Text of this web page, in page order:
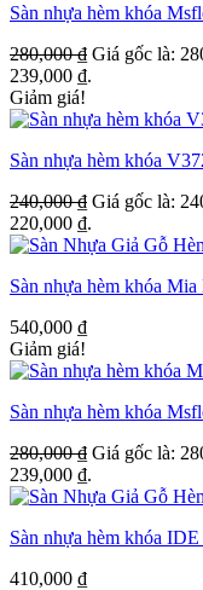
Sàn nhựa hèm khóa
280,000₫ Giá gốc là:
239,000 ₫.
Giảm giá!
Sàn nhựa hèm khóa
240,000₫ Giá gốc là:
220,000 ₫.
Sàn nhựa hèm khóa
540,000 ₫
Giảm giá!
Sàn nhựa hèm khóa
280,000₫ Giá gốc là:
239,000 ₫.
Sàn nhựa hèm khóa
410,000 ₫